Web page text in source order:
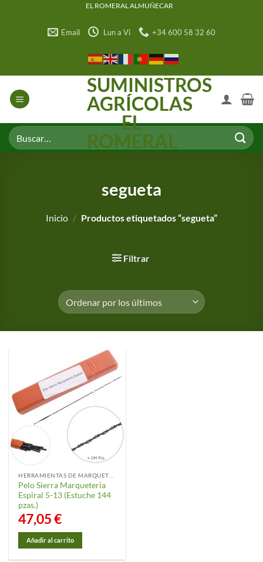
EL ROMERAL ALMUÑECAR
Email Lun a Vi +34 600 58 32 60
SUMINISTROS
AGRÍCOLAS
EL
ROMERAL
Buscar
por:
segueta
Inicio / Productos etiquetados “segueta”
Filtrar
Pelo Sierra Marqueteria
Espiral 5-13 (Estuche 144
pzas.)
47,05€
Añadir al carrito